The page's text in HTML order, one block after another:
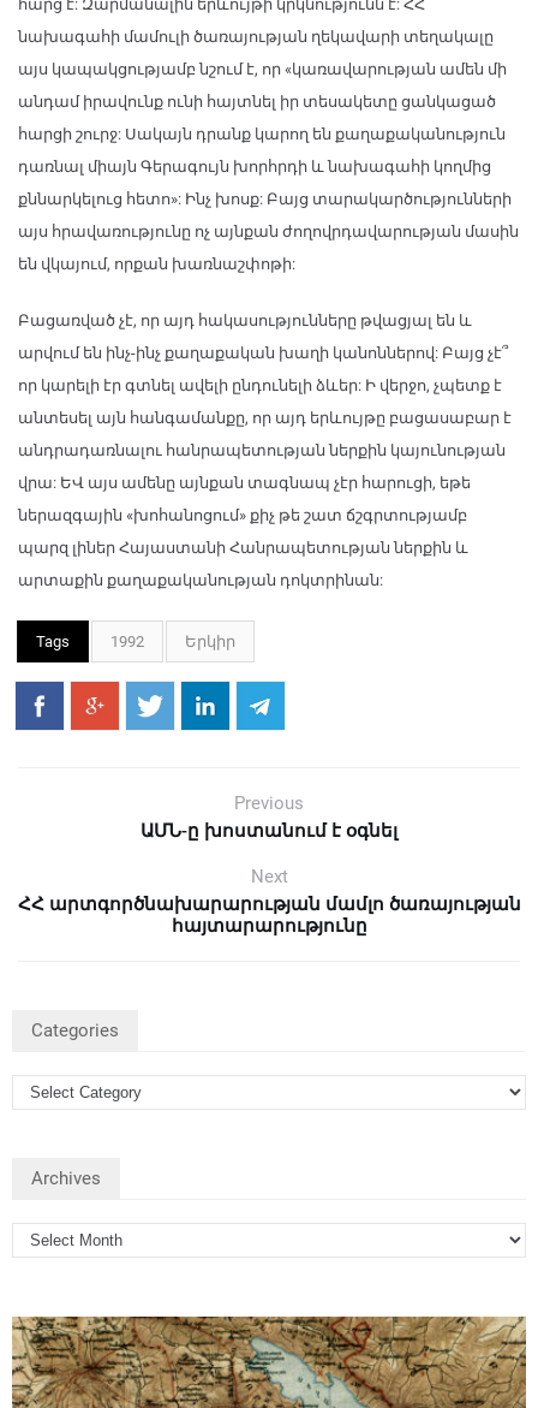
հարց է: Զարմանալին երևույթի կրկնությունն է: ՀՀ
նախագահի մամուլի ծառայության ղեկավարի տեղակալը
այս կապակցությամբ նշում է, որ «կառավարության ամեն մի
անդամ իրավունք ունի հայտնել իր տեսակետը ցանկացած
հարցի շուրջ: Սակայն դրանք կարող են քաղաքականություն
դառնալ միայն Գերագույն խորհրդի և նախագահի կողմից
քննարկելուց հետո»: Ինչ խոսք: Բայց տարակարծությունների
այս հրավառությունը ոչ այնքան ժողովրդավարության մասին
են վկայում, որքան խառնաշփոթի:
Բացառված չէ, որ այդ հակասությունները թվացյալ են և
արվում են ինչ-ինչ քաղաքական խաղի կանոններով: Բայց չէ՞
որ կարելի էր գտնել ավելի ընդունելի ձևեր: Ի վերջո, չպետք է
անտեսել այն հանգամանքը, որ այդ երևույթը բացասաբար է
անդրադառնալու հանրապետության ներքին կայունության
վրա: ԵՎ այս ամենը այնքան տագնապ չէր հարուցի, եթե
ներազգային «խոհանոցում» քիչ թե շատ ճշգրտությամբ
պարզ լիներ Հայաստանի Հանրապետության ներքին և
արտաքին քաղաքականության դոկտրինան:
Tags 1992 Երկիր
Previous
ԱՄՆ-ը խոստանում է օգնել
Next
ՀՀ արտգործնախարարության մամլո ծառայության
հայտարարությունը
Categories
Archives